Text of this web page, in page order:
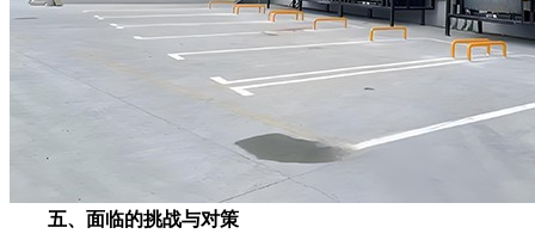
五、面临的挑战与对策